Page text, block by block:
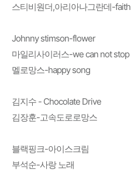
스티비원더,아리아나그란데-faith
Johnny stimson-flower
마일리사이러스-we can not stop
멜로망스-happy song
김지수 - Chocolate Drive
김장훈-고속도로로망스
블랙핑크-아이스크림
부석순-사랑 노래